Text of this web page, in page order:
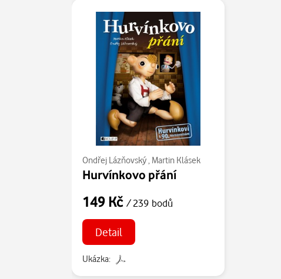
Ondřej Lázňovský, Martin Klásek
Hurvínkovo přání
149 Kč / 239 bodů
Detail
Ukázka: